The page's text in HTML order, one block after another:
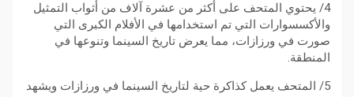
4/ يحتوي المتحف على أكثر من عشرة آلاف من أثواب التمثيل
والأكسسوارات التي تم استخدامها في الأفلام الكبرى التي
صورت في ورزازات، مما يعرض تاريخ السينما وتنوعها في
المنطقة.
5/ المتحف يعمل كذاكرة حية لتاريخ السينما في ورزازات ويشهد